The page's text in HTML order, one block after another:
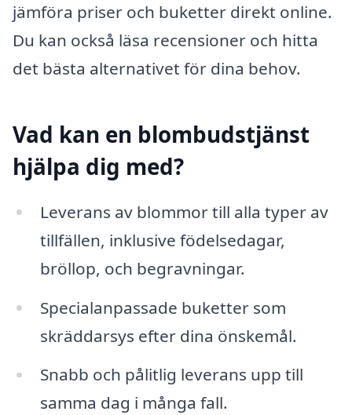
jämföra priser och buketter direkt online.
Du kan också läsa recensioner och hitta
det bästa alternativet för dina behov.
Vad kan en blombudstjänst
hjälpa dig med?
Leverans av blommor till alla typer av
tillfällen, inklusive födelsedagar,
bröllop, och begravningar.
Specialanpassade buketter som
skräddarsys efter dina önskemål.
Snabb och pålitlig leverans upp till
samma dag i många fall.